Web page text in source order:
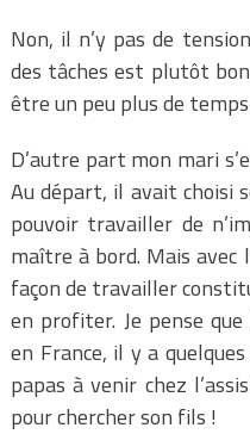
Non, il n’y pas de
des tâches est plutôt
être un peu plus de
D’autre part mon mari
Au départ, il avait choisi
pouvoir travailler de
maître à bord. Mais avec
façon de travailler
en profiter. Je pense
en France, il y a
papas à venir chez
pour chercher son fils !